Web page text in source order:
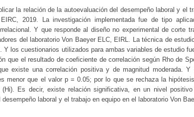
la relación de la autoevaluación del desempeño laboral y el
2019. La investigación implementada fue de tipo
Y que responde al diseño no experimental de corte
del laboratorio Von Baeyer ELC, EIRL. La técnica de
los cuestionarios utilizados para ambas variables de estudio
que el resultado de coeficiente de correlación según Rho de
existe una correlación positiva y de magnitud moderada.
menor que el valor p = 0.05; por lo que se rechaza la
Es decir, existe relación significativa, en un nivel
laboral y el trabajo en equipo en el laboratorio Von